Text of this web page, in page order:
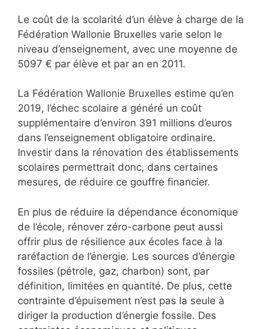
Le coût de la scolarité d’un élève à charge de la
Fédération Wallonie Bruxelles varie selon le
niveau d’enseignement, avec une moyenne de
5097 € par élève et par an en 2011.
La Fédération Wallonie Bruxelles estime qu’en
2019, l’échec scolaire a généré un coût
supplémentaire d’environ 391 millions d’euros
dans l’enseignement obligatoire ordinaire.
Investir dans la rénovation des établissements
scolaires permettrait donc, dans certaines
mesures, de réduire ce gouffre financier.
En plus de réduire la dépendance économique
de l’école, rénover zéro-carbone peut aussi
offrir plus de résilience aux écoles face à la
raréfaction de l’énergie. Les sources d’énergie
fossiles (pétrole, gaz, charbon) sont, par
définition, limitées en quantité. De plus, cette
contrainte d’épuisement n’est pas la seule à
diriger la production d’énergie fossile. Des